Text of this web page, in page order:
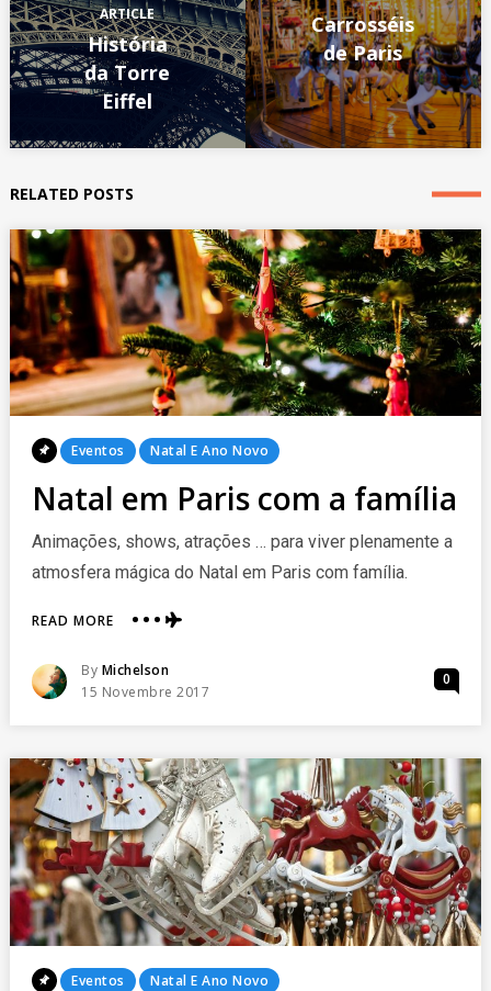
ARTICLE
História
da Torre
Eiffel
Carrosséis
de Paris
RELATED POSTS
Posted
Eventos Natal E Ano Novo
Natal em Paris com a família
Animações, shows, atrações … para viver plenamente a
atmosfera mágica do Natal em Paris com família.
READ MOREABOUT
EM
PARIS
Posted
By Michelson
Posted
15 Novembre 2017
0
Posted
Eventos Natal E Ano Novo